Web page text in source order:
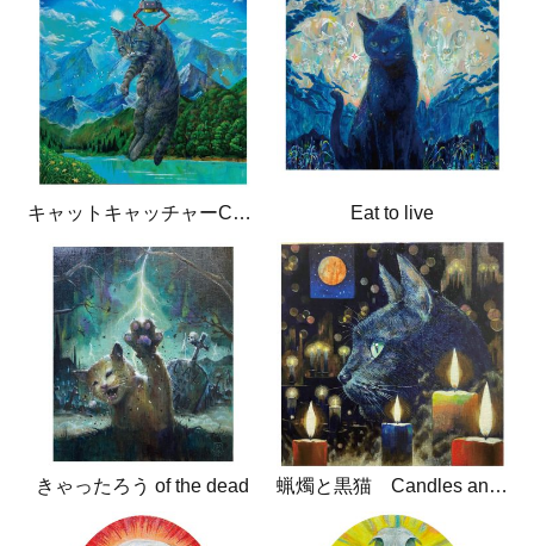
キャットキャッチャーCatcatcher Eat to live
きゃったろう of the dead 蝋燭と黒猫 Candles and black cat